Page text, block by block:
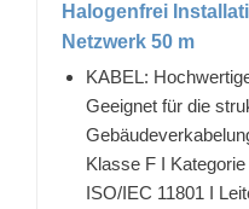
Halogenfrei
Netzwerk 50 m
KABEL:
Geeignet für die
Klasse F I
ISO/IEC 11801 I